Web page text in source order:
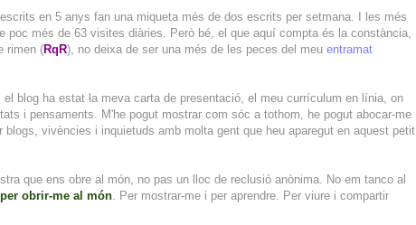
en 5 anys fan una miqueta més de dos escrits per setmana. I les més
poc més de 63 visites diàries. Però bé, el que aquí compta és la constància,
rimen (RqR), no deixa de ser una més de les peces del meu entramat
blog ha estat la meva carta de presentació, el meu currículum en línia, on
i pensaments. M'he pogut mostrar com sóc a tothom, he pogut abocar-me
blogs, vivències i inquietuds amb molta gent que heu aparegut en aquest petit
que ens obre al món, no pas un lloc de reclusió anònima. No em tanco al
obrir-me al món . Per mostrar-me i per aprendre. Per viure i compartir